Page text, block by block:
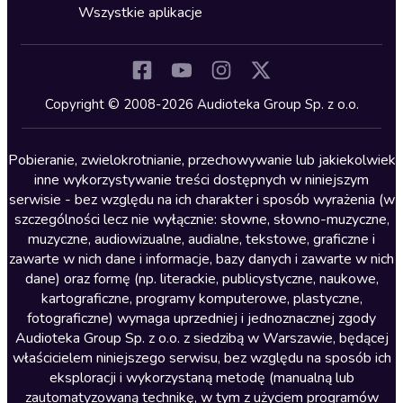
Kryminały
Lektury szkolne
Literatura anglojęzyczna
Literatura faktu
Literatura obyczajowa
Literatura piękna obca
Literatura piękna polska
Nagrania relaksacyjne
Nauka języków
Nauki humanistyczne
Wszystkie aplikacje
Copyright © 2008-2026 Audioteka Group Sp. z o.o.
Pobieranie, zwielokrotnianie, przechowywanie lub jakiekolwiek
inne wykorzystywanie treści dostępnych w niniejszym
serwisie - bez względu na ich charakter i sposób wyrażenia (w
szczególności lecz nie wyłącznie: słowne, słowno-muzyczne,
muzyczne, audiowizualne, audialne, tekstowe, graficzne i
zawarte w nich dane i informacje, bazy danych i zawarte w nich
dane) oraz formę (np. literackie, publicystyczne, naukowe,
kartograficzne, programy komputerowe, plastyczne,
fotograficzne) wymaga uprzedniej i jednoznacznej zgody
Audioteka Group Sp. z o.o. z siedzibą w Warszawie, będącej
właścicielem niniejszego serwisu, bez względu na sposób ich
eksploracji i wykorzystaną metodę (manualną lub
zautomatyzowaną technikę, w tym z użyciem programów